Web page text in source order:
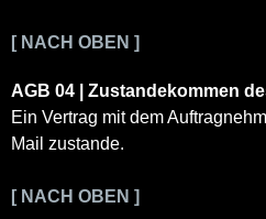
[ NACH OBEN ]
AGB 04 | Zustandekommen
Ein Vertrag mit dem
Mail zustande.
[ NACH OBEN ]